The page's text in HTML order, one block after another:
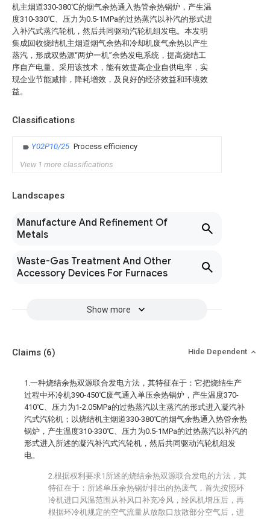
机主烟道330-380℃的烟气余热通入热管余热锅炉，产生温
度310-330℃、压力为0.5-1MPa的过热蒸汽以补汽的形式进
入补汽式蒸汽轮机，然后共同驱动汽轮机组发电。本发明
集成回收烧结机主烟道烟气余热和冷却机废气余热以产生
蒸汽，形成双热源“两炉一机”余热发电系统，提高烧结工
序自产电量。采用该技术，能有效提高企业自供电率，实
现企业节能减排，降耗增效，及良好的经济效益和环境效
益。
Classifications
Y02P10/25 Process efficiency
View 1 more classifications
Landscapes
Manufacture And Refinement Of
Metals
Waste-Gas Treatment And Other
Accessory Devices For Furnaces
Show more
Claims (6) Hide Dependent
1.一种烧结余热双源联合发电方法，其特征在于：它把烧结生产
过程中环冷机390-450℃废气通入单压余热锅炉，产生温度370-
410℃、压力为1-2.05MPa的过热蒸汽以主蒸汽的形式进入凝汽补
汽式汽轮机；以烧结机主烟道330-380℃的烟气余热通入热管余热
锅炉，产生温度310-330℃、压力为0.5-1MPa的过热蒸汽以补汽的
形式进入所述的凝汽补汽式汽轮机，然后共同驱动汽轮机组发
电。
2.根据权利要求1所述的烧结余热双源联合发电的方法，其
特征在于：所述单压余热锅炉排出的热废气，首先按照环
冷机进口风温范围从补风口补充冷风，经风机增压后，再
根据环冷机规定的空气流量从放散口放散部分空气后，进